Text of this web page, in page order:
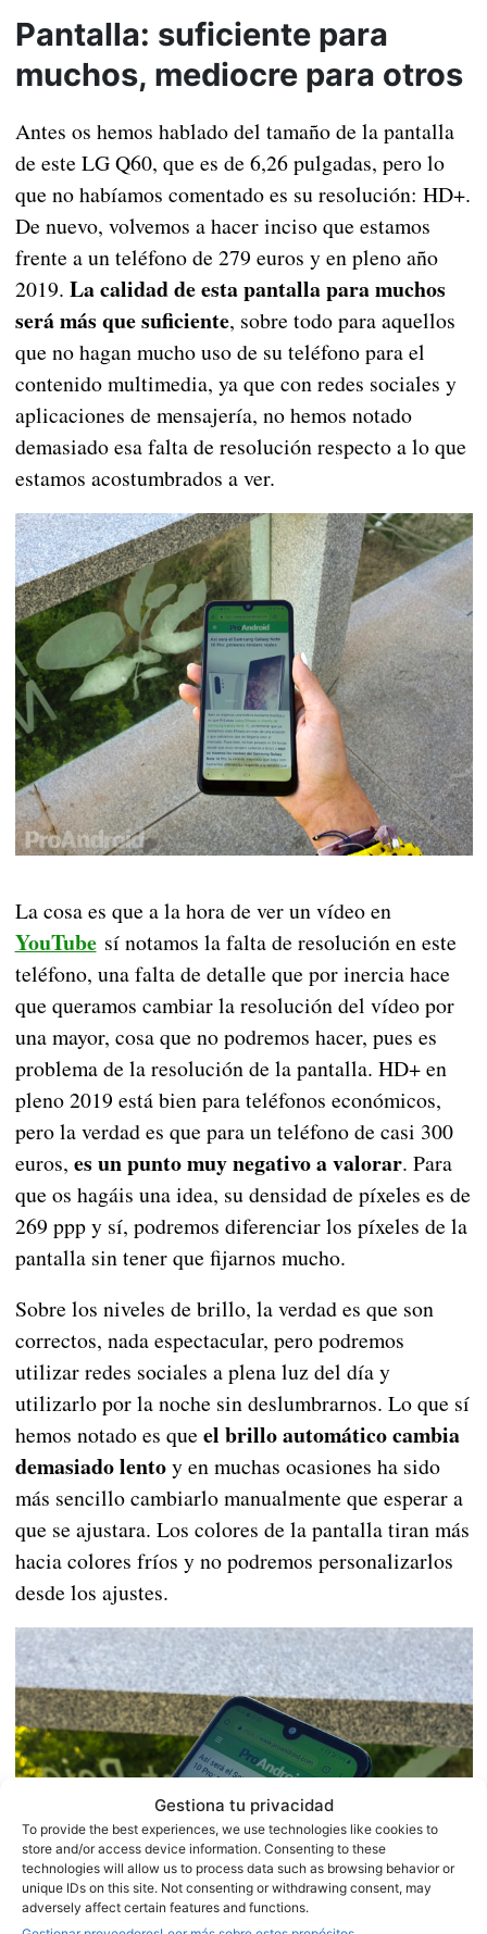
Gestiona tu privacidad
To provide the best experiences, we use technologies like cookies to
store and/or access device information. Consenting to these
technologies will allow us to process data such as browsing behavior or
unique IDs on this site. Not consenting or withdrawing consent, may
adversely affect certain features and functions.
Pantalla: suficiente para
muchos, mediocre para otros
Antes os hemos hablado del tamaño de la pantalla
de este LG Q60, que es de 6,26 pulgadas, pero lo
que no habíamos comentado es su resolución: HD+.
De nuevo, volvemos a hacer inciso que estamos
frente a un teléfono de 279 euros y en pleno año
2019. La calidad de esta pantalla para muchos
será más que suficiente, sobre todo para aquellos
que no hagan mucho uso de su teléfono para el
contenido multimedia, ya que con redes sociales y
aplicaciones de mensajería, no hemos notado
demasiado esa falta de resolución respecto a lo que
estamos acostumbrados a ver.
La cosa es que a la hora de ver un vídeo en
YouTube sí notamos la falta de resolución en este
teléfono, una falta de detalle que por inercia hace
que queramos cambiar la resolución del vídeo por
una mayor, cosa que no podremos hacer, pues es
problema de la resolución de la pantalla. HD+ en
pleno 2019 está bien para teléfonos económicos,
pero la verdad es que para un teléfono de casi 300
euros, es un punto muy negativo a valorar. Para
que os hagáis una idea, su densidad de píxeles es de
269 ppp y sí, podremos diferenciar los píxeles de la
pantalla sin tener que fijarnos mucho.
Sobre los niveles de brillo, la verdad es que son
correctos, nada espectacular, pero podremos
utilizar redes sociales a plena luz del día y
utilizarlo por la noche sin deslumbrarnos. Lo que sí
hemos notado es que el brillo automático cambia
demasiado lentoy en muchas ocasiones ha sido
más sencillo cambiarlo manualmente que esperar a
que se ajustara. Los colores de la pantalla tiran más
hacia colores fríos y no podremos personalizarlos
desde los ajustes.